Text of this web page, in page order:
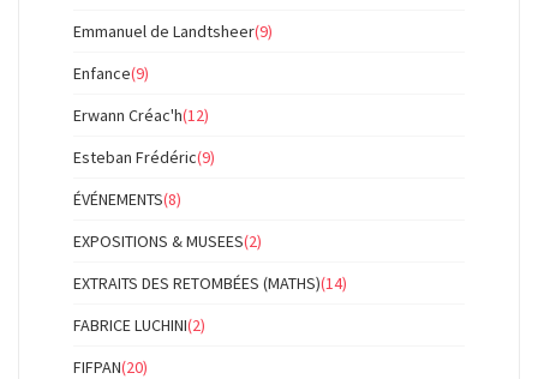
Emmanuel de Landtsheer(9)
Enfance(9)
Erwann Créac'h(12)
Esteban Frédéric(9)
ÉVÉNEMENTS(8)
EXPOSITIONS & MUSEES(2)
EXTRAITS DES RETOMBÉES (MATHS)(14)
FABRICE LUCHINI(2)
FIFPAN(20)